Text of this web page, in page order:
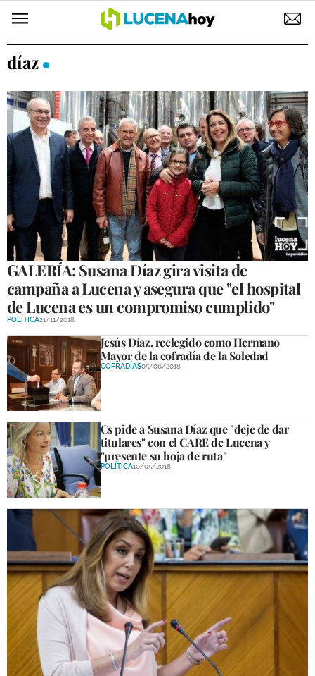
POLÍTICA
ELECCIONES
SUCESOS
ECONOMÍA
DESARROLLO LOCAL
LUCENA EMPRESAS
OCIO
COFRADÍAS
COMPETICIONES
DEPORTE BASE
OPINIÓN
VENTANA CIUDADANA
CÓRDOBA
SUBBÉTICA HOY
SALUD
OBRAS
NECROLÓGICAS
GALERÍAS
díaz
GALERÍA: Susana Díaz gira visita de
campaña a Lucena y asegura que "el hospital
de Lucena es un compromiso cumplido"
POLÍTICA21/11/2018
Jesús Díaz, reelegido como Hermano
Mayor de la cofradía de la Soledad
COFRADÍAS05/06/2018
Cs pide a Susana Díaz que "deje de dar
titulares" con el CARE de Lucena y
"presente su hoja de ruta"
POLÍTICA10/05/2018